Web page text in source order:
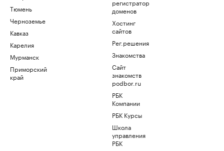
Тюмень
Черноземье
Кавказ
Карелия
Мурманск
Приморский
край
регистратор
доменов
Хостинг
сайтов
Рег.решения
Знакомства
Сайт
знакомств
podbor.ru
РБК
Компании
РБК Курсы
Школа
управления
РБК